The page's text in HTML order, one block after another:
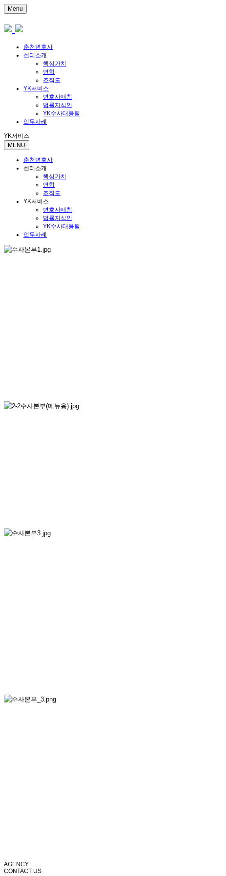
Menu
춘천변호사
센터소개
핵심가치
연혁
조직도
YK서비스
변호사매칭
법률지식인
YK수사대응팀
업무사례
YK서비스
MENU
춘천변호사
센터소개
핵심가치
연혁
조직도
YK서비스
변호사매칭
법률지식인
YK수사대응팀
업무사례
AGENCY
CONTACT US